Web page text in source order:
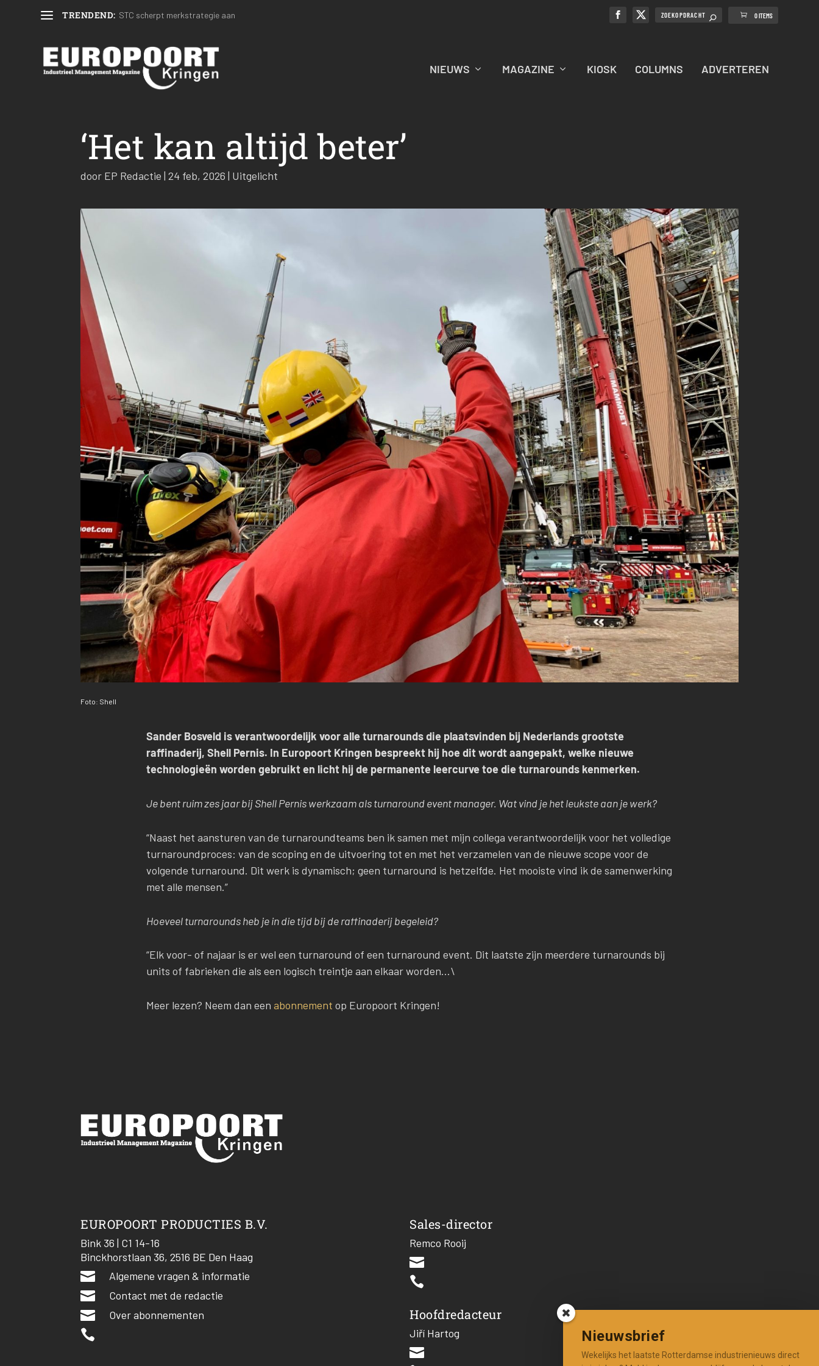
TRENDEND: STC scherpt merkstrategie aan 0 ITEMS
NIEUWS MAGAZINE KIOSK COLUMNS ADVERTEREN
‘Het kan altijd beter’
door EP Redactie | 24 feb, 2026 | Uitgelicht
Foto: Shell
Sander Bosveld is verantwoordelijk voor alle turnarounds die plaatsvinden bij Nederlands grootste
raffinaderij, Shell Pernis. In Europoort Kringen bespreekt hij hoe dit wordt aangepakt, welke nieuwe
technologieën worden gebruikt en licht hij de permanente leercurve toe die turnarounds kenmerken.
Je bent ruim zes jaar bij Shell Pernis werkzaam als turnaround event manager. Wat vind je het leukste aan je werk?
“Naast het aansturen van de turnaroundteams ben ik samen met mijn collega verantwoordelijk voor het volledige
turnaroundproces: van de scoping en de uitvoering tot en met het verzamelen van de nieuwe scope voor de
volgende turnaround. Dit werk is dynamisch; geen turnaround is hetzelfde. Het mooiste vind ik de samenwerking
met alle mensen.”
Hoeveel turnarounds heb je in die tijd bij de raffinaderij begeleid?
“Elk voor- of najaar is er wel een turnaround of een turnaround event. Dit laatste zijn meerdere turnarounds bij
units of fabrieken die als een logisch treintje aan elkaar worden…\
Meer lezen? Neem dan een abonnement op Europoort Kringen!
EUROPOORT PRODUCTIES B.V.
Bink 36 | C1 14-16
Binckhorstlaan 36, 2516 BE Den Haag
 Algemene vragen & informatie
 Contact met de redactie
 Over abonnementen

Sales-director
Remco Rooij


Hoofdredacteur
Jiří Hartog

Nieuwsbrief
Wekelijks het laatste Rotterdamse industrienieuws direct